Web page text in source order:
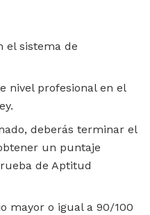
el sistema de
nivel profesional en el
deberás terminar el
un puntaje
de Aptitud
mayor o igual a 90/100